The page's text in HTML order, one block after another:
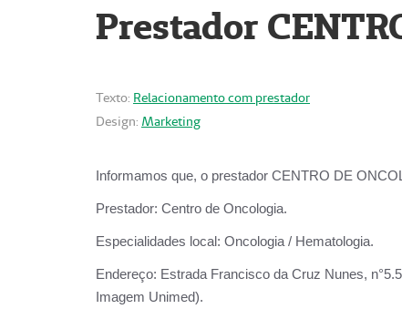
Prestador
Texto: Relacionamento com prestador
Design: Marketing
Informamos que, o prestador CENTRO DE
Prestador: Centro de Oncologia.
Especialidades local: Oncologia / Hematologia.
Endereço: Estrada Francisco da Cruz Nunes,
Imagem Unimed).